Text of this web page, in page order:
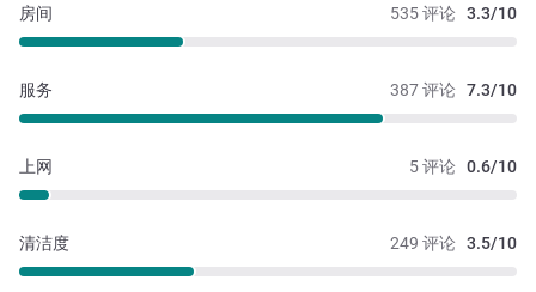
535 评论 3.3/10
房间
387 评论 7.3/10
服务
5 评论 0.6/10
上网
249 评论 3.5/10
清洁度